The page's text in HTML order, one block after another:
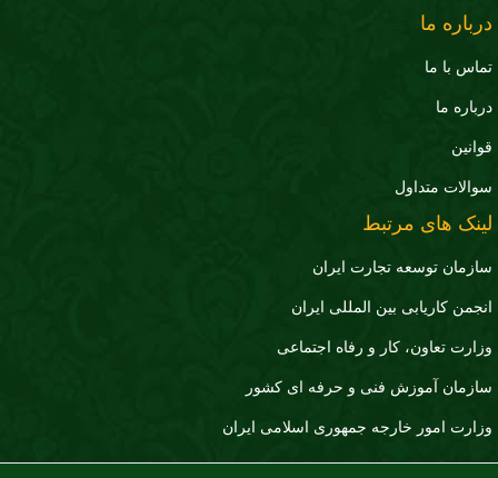
درباره ما
تماس با ما
درباره ما
قوانین
سوالات متداول
لینک های مرتبط
سازمان توسعه تجارت ايران
انجمن کاریابی بین المللی ایران
وزارت تعاون، کار و رفاه اجتماعی
سازمان آموزش فنی و حرفه ای کشور
وزارت امور خارجه جمهوری اسلامی ایران